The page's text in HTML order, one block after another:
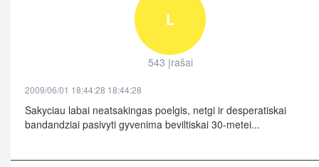
L
543 įrašai
2009/06/01 18:44:28 18:44:28
Sakyciau labai neatsakingas poelgis, netgi ir desperatiskai
bandandziai pasivyti gyvenima beviltiskai 30-metei...